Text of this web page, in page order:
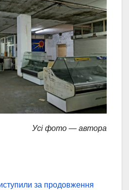
Усі фото — автора
за продовження